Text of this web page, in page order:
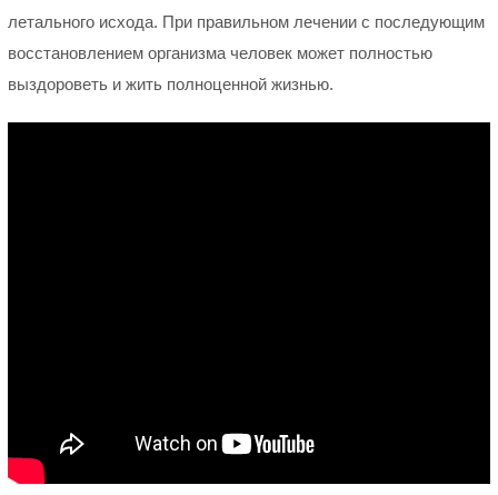
летального исхода. При правильном лечении с последующим
восстановлением организма человек может полностью
выздороветь и жить полноценной жизнью.